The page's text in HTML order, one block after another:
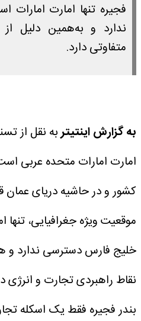
فجیره تنها امارت
ندارد و به‌همین دلیل
متفاوتی دارد.
به گزارش اینتیتربه نقل از
امارت امارات متحده عربی
کشور و در حاشیه دریای عمان
موقعیت ویژه جغرافیایی،
خلیج فارس دسترسی ندارد و
نقاط راهبردی تجارت و
بندر فجیره فقط یک اسکله